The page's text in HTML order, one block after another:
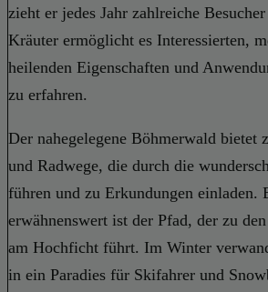
zieht er jedes Jahr zahlreiche
Kräuter ermöglicht es Interessierten,
heilenden Eigenschaften und
zu erfahren.
Der nahegelegene Böhmerwald bietet
und Radwege, die durch die
führen und zu Erkundungen einladen.
erwähnenswert ist der Pfad, der zu
am Hochficht führt. Im Winter
in ein Paradies für Skifahrer und